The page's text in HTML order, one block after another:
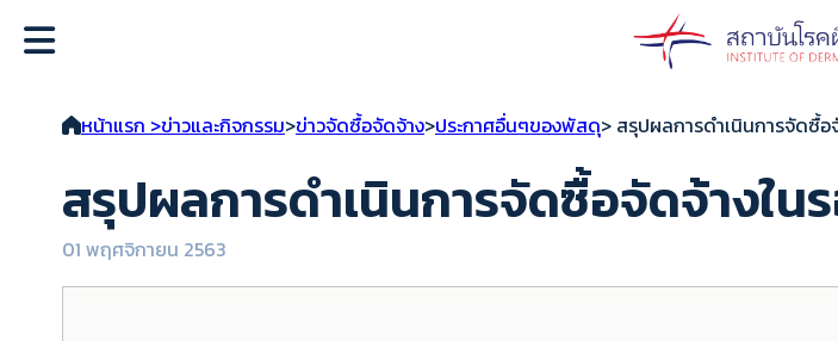
หน้าแรก >ข่าวและกิจกรรม>ข่าวจัดซื้อจัดจ้าง>ประกาศอื่นๆของพัสดุ> สรุปผลการดำเนินการจัดซื้
สรุปผลการดำเนินการจัดซื้อจัดจ้างใน
01 พฤศจิกายน 2563